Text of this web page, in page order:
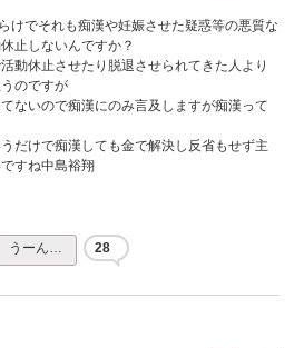
けでそれも痴漢や妊娠させた疑惑等の悪質な
止しないんですか？
動休止させたり脱退させられてきた人より
のですが
ないので痴漢にのみ言及しますが痴漢って
だけで痴漢しても金で解決し反省もせず主
すね中島裕翔
うーん… 28